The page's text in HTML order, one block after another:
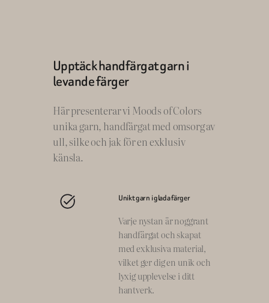
Upptäck handfärgat garn i
levande färger
Här presenterar vi Moods of Colors
unika garn, handfärgat med omsorg av
ull, silke och jak för en exklusiv
känsla.
Unikt garn i glada färger
Varje nystan är noggrant
handfärgat och skapat
med exklusiva material,
vilket ger dig en unik och
lyxig upplevelse i ditt
hantverk.